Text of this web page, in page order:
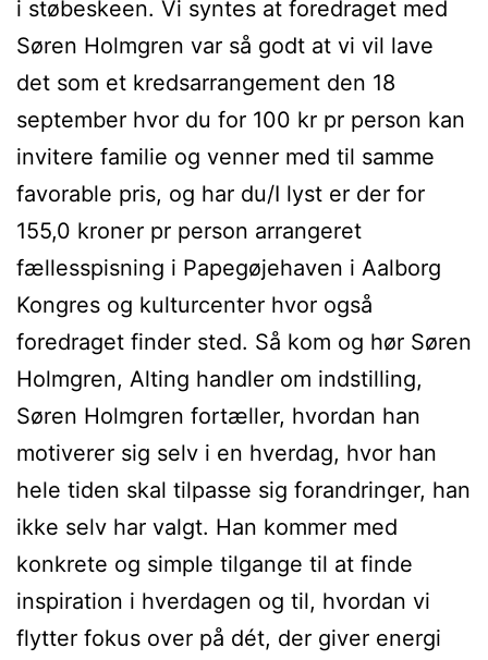
i støbeskeen. Vi syntes at foredraget med
Søren Holmgren var så godt at vi vil lave
det som et kredsarrangement den 18
september hvor du for 100 kr pr person kan
invitere familie og venner med til samme
favorable pris, og har du/I lyst er der for
155,0 kroner pr person arrangeret
fællesspisning i Papegøjehaven i Aalborg
Kongres og kulturcenter hvor også
foredraget finder sted. Så kom og hør Søren
Holmgren, Alting handler om indstilling,
Søren Holmgren fortæller, hvordan han
motiverer sig selv i en hverdag, hvor han
hele tiden skal tilpasse sig forandringer, han
ikke selv har valgt. Han kommer med
konkrete og simple tilgange til at finde
inspiration i hverdagen og til, hvordan vi
flytter fokus over på dét, der giver energi